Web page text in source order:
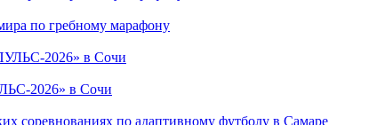
по гребному марафону
2026» в Сочи